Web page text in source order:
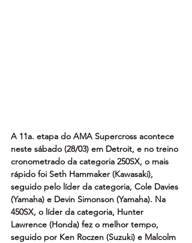
A 11a. etapa do AMA Supercross acontece
neste sábado (28/03) em Detroit, e no treino
cronometrado da categoria 250SX, o mais
rápido foi Seth Hammaker (Kawasaki),
seguido pelo líder da categoria, Cole Davies
(Yamaha) e Devin Simonson (Yamaha). Na
450SX, o líder da categoria, Hunter
Lawrence (Honda) fez o melhor tempo,
seguido por Ken Roczen (Suzuki) e Malcolm